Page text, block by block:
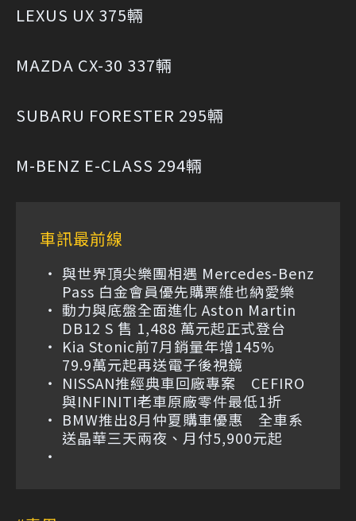
LEXUS UX 375輛
MAZDA CX-30 337輛
SUBARU FORESTER 295輛
M-BENZ E-CLASS 294輛
車訊最前線
與世界頂尖樂團相遇 Mercedes-Benz
Pass 白金會員優先購票維也納愛樂
動力與底盤全面進化 Aston Martin
DB12 S 售 1,488 萬元起正式登台
Kia Stonic前7月銷量年增145%
79.9萬元起再送電子後視鏡
NISSAN推經典車回廠專案 CEFIRO
與INFINITI老車原廠零件最低1折
BMW推出8月仲夏購車優惠 全車系
送晶華三天兩夜、月付5,900元起